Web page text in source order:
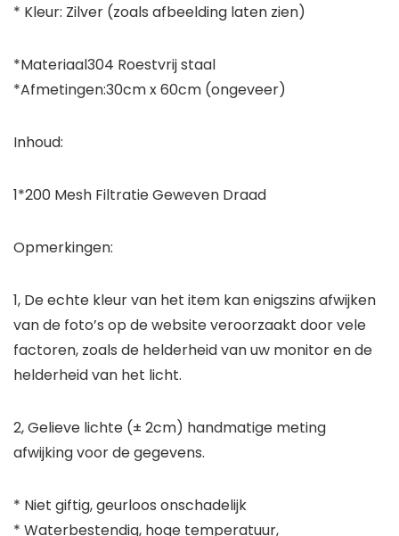
* Kleur: Zilver (zoals afbeelding laten zien)
*Materiaal304 Roestvrij staal
*Afmetingen:30cm x 60cm (ongeveer)
Inhoud:
1*200 Mesh Filtratie Geweven Draad
Opmerkingen:
1, De echte kleur van het item kan enigszins afwijken
van de foto’s op de website veroorzaakt door vele
factoren, zoals de helderheid van uw monitor en de
helderheid van het licht.
2, Gelieve lichte (± 2cm) handmatige meting
afwijking voor de gegevens.
* Niet giftig, geurloos onschadelijk
* Waterbestendig, hoge temperatuur,